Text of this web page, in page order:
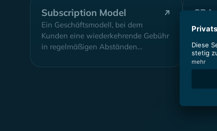
Subscription Model
Ein Geschäftsmodell, bei dem
Kunden eine wiederkehrende Gebühr
in regelmäßigen Abständen
Zugang zu einer Software-
SRA